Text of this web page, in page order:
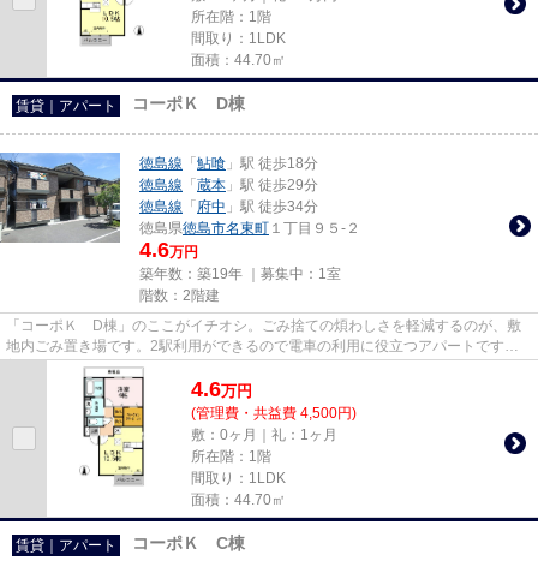
所在階：1階
間取り：1LDK
面積：44.70㎡
賃貸｜アパート コーポＫ D棟
徳島線 「 鮎喰 」駅 徒歩18分
徳島線 「 蔵本 」駅 徒歩29分
徳島線 「 府中 」駅 徒歩34分
徳島県徳島市名東町 １丁目９５-２
4.6万円
築年数：築19年 ｜募集中： 1室
階数：2階建
「コーポＫ D棟」のここがイチオシ。ごみ捨ての煩わしさを軽減するのが、敷
地内ごみ置き場です。2駅利用ができるので電車の利用に役立つアパートです。
普段からパソコンを使う方にオ...
4.6万円
(管理費・共益費 4,500円)
敷：0ヶ月｜礼：1ヶ月
所在階：1階
間取り：1LDK
面積：44.70㎡
賃貸｜アパート コーポＫ C棟